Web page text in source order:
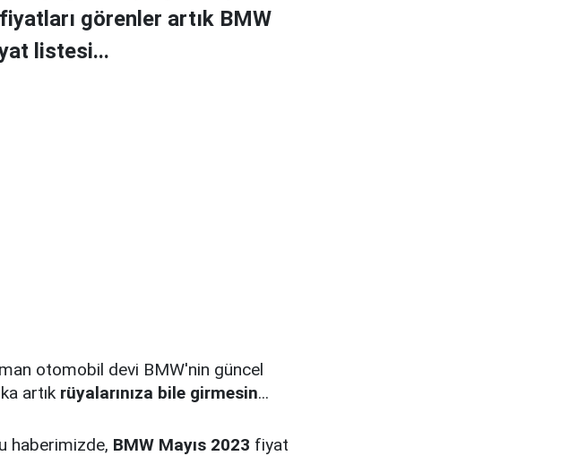
görenler artık BMW
listesi...
otomobil devi BMW'nin güncel
artık rüyalarınıza bile girmesin...
haberimizde, BMW Mayıs 2023 fiyat